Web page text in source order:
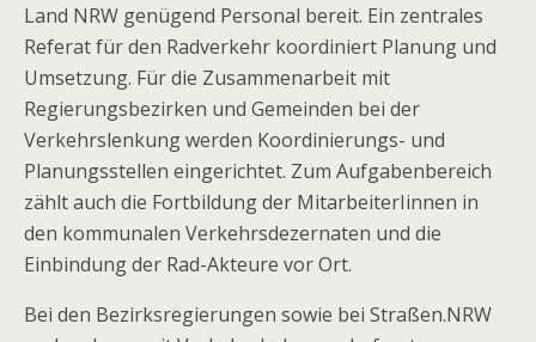
Land NRW genügend Personal bereit. Ein zentrales
Referat für den Radverkehr koordiniert Planung und
Umsetzung. Für die Zusammenarbeit mit
Regierungsbezirken und Gemeinden bei der
Verkehrslenkung werden Koordinierungs- und
Planungsstellen eingerichtet. Zum Aufgabenbereich
zählt auch die Fortbildung der MitarbeiterIinnen in
den kommunalen Verkehrsdezernaten und die
Einbindung der Rad-Akteure vor Ort.
Bei den Bezirksregierungen sowie bei Straßen.NRW